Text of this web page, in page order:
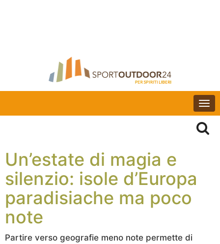
Un’estate di magia e
silenzio: isole d’Europa
paradisiache ma poco
note
Partire verso geografie meno note permette di